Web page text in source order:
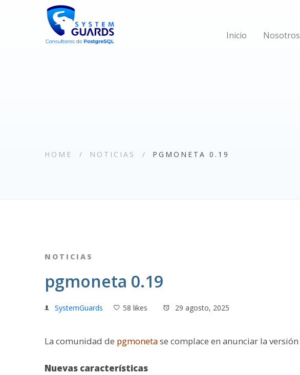
Inicio Nosotros
HOME NOTICIAS PGMONETA 0.19
NOTICIAS
pgmoneta 0.19
SystemGuards 58 likes 29 agosto, 2025
La comunidad de pgmonetase complace en anunciar la versión
Nuevas características